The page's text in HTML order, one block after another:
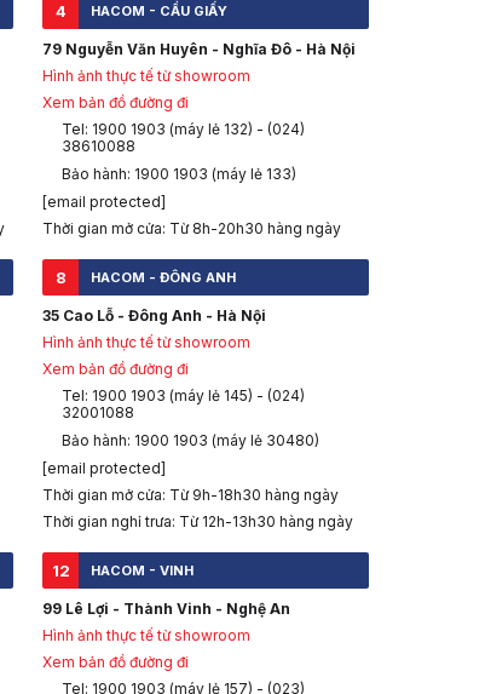
4 HACOM - CẦU GIẤY
79 Nguyễn Văn Huyên - Nghĩa Đô - Hà Nội
Hình ảnh thực tế từ showroom
Xem bản đồ đường đi
Tel: 1900 1903 (máy lẻ 132) - (024)
38610088
Bảo hành: 1900 1903 (máy lẻ 133)
[email protected]
Thời gian mở cửa: Từ 8h-20h30 hàng ngày
8 HACOM - ĐÔNG ANH
35 Cao Lỗ - Đông Anh - Hà Nội
Hình ảnh thực tế từ showroom
Xem bản đồ đường đi
Tel: 1900 1903 (máy lẻ 145) - (024)
32001088
Bảo hành: 1900 1903 (máy lẻ 30480)
[email protected]
Thời gian mở cửa: Từ 9h-18h30 hàng ngày
Thời gian nghỉ trưa: Từ 12h-13h30 hàng ngày
12 HACOM - VINH
99 Lê Lợi - Thành Vinh - Nghệ An
Hình ảnh thực tế từ showroom
Xem bản đồ đường đi
Tel: 1900 1903 (máy lẻ 157) - (023)